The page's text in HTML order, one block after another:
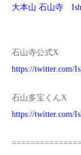
大本山 石山寺
石山寺公式X
https://twitter.com/
石山多宝くんX
https://twitter.com/